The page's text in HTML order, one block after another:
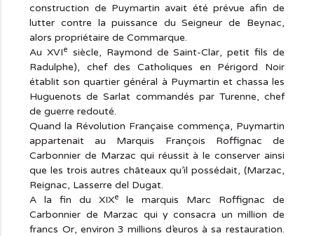
construction de Puymartin avait été prévue afin de
lutter contre la puissance du Seigneur de Beynac,
alors propriétaire de Commarque.
Au XVIe
siècle, Raymond de Saint-Clar, petit fils de
Radulphe), chef des Catholiques en Périgord Noir
établit son quartier général à Puymartin et chassa les
Huguenots de Sarlat commandés par Turenne, chef
de guerre redouté.
Quand la Révolution Française commença, Puymartin
appartenait au Marquis François Roffignac de
Carbonnier de Marzac qui réussit à le conserver ainsi
que les trois autres châteaux qu’il possédait, (Marzac,
Reignac, Lasserre del Dugat.
A la fin du XIXe
le marquis Marc Roffignac de
Carbonnier de Marzac qui y consacra un million de
francs Or, environ 3 millions d’euros à sa restauration.